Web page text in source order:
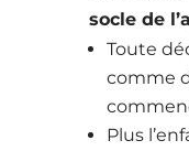
socle de
Toute
comme
Plus